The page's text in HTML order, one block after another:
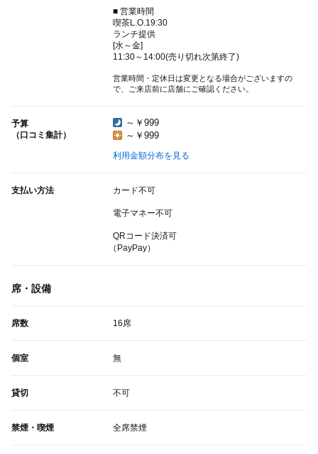
■ 営業時間
喫茶L.O.19:30
ランチ提供
[水～金]
11:30～14:00(売り切れ次第終了)
営業時間・定休日は変更となる場合がございますの
で、ご来店前に店舗にご確認ください。
予算
（口コミ集計）
～￥999
～￥999
利用金額分布を見る
支払い方法 カード不可
電子マネー不可
QRコード決済可
（PayPay）
席・設備
席数 16席
個室 無
貸切 不可
禁煙・喫煙 全席禁煙